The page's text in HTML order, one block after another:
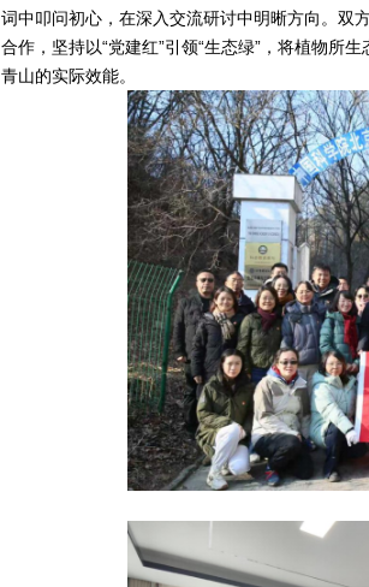
词中叩问初心，在深入交流研讨中明晰方向。双
合作，坚持以“党建红”引领“生态绿”，将植物所
青山的实际效能。